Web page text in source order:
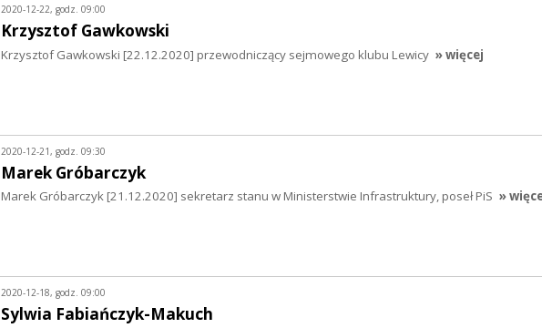
2020-12-22, godz. 09:00
Krzysztof Gawkowski
Krzysztof Gawkowski [22.12.2020] przewodniczący sejmowego klubu Lewicy » więcej
2020-12-21, godz. 09:30
Marek Gróbarczyk
Marek Gróbarczyk [21.12.2020] sekretarz stanu w Ministerstwie Infrastruktury, poseł PiS »
2020-12-18, godz. 09:00
Sylwia Fabiańczyk-Makuch